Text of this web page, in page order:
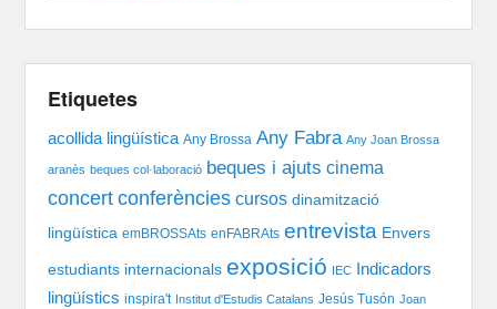
Etiquetes
acollida lingüística Any Brossa Any Fabra Any Joan Brossa
aranès beques col·laboració beques i ajuts cinema
concert conferències cursos dinamització
lingüística emBROSSAts enFABRAts entrevista Envers
estudiants internacionals exposició IEC
Indicadors
lingüístics inspira't Institut d'Estudis Catalans Jesús Tusón Joan